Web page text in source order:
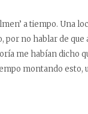
a tiempo. Una
no hablar de
me habían dicho
montando esto,